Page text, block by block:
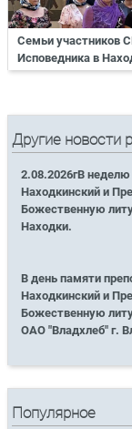
Семьи участников
Исповедника в
Другие новости
2.08.2026гВ
Находкинский и
Божественную
Находки.
В день памяти
Находкинский и
Божественную
ОАО "Владхлеб" г.
Популярное